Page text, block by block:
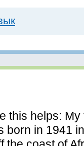
this helps:
born in 1941